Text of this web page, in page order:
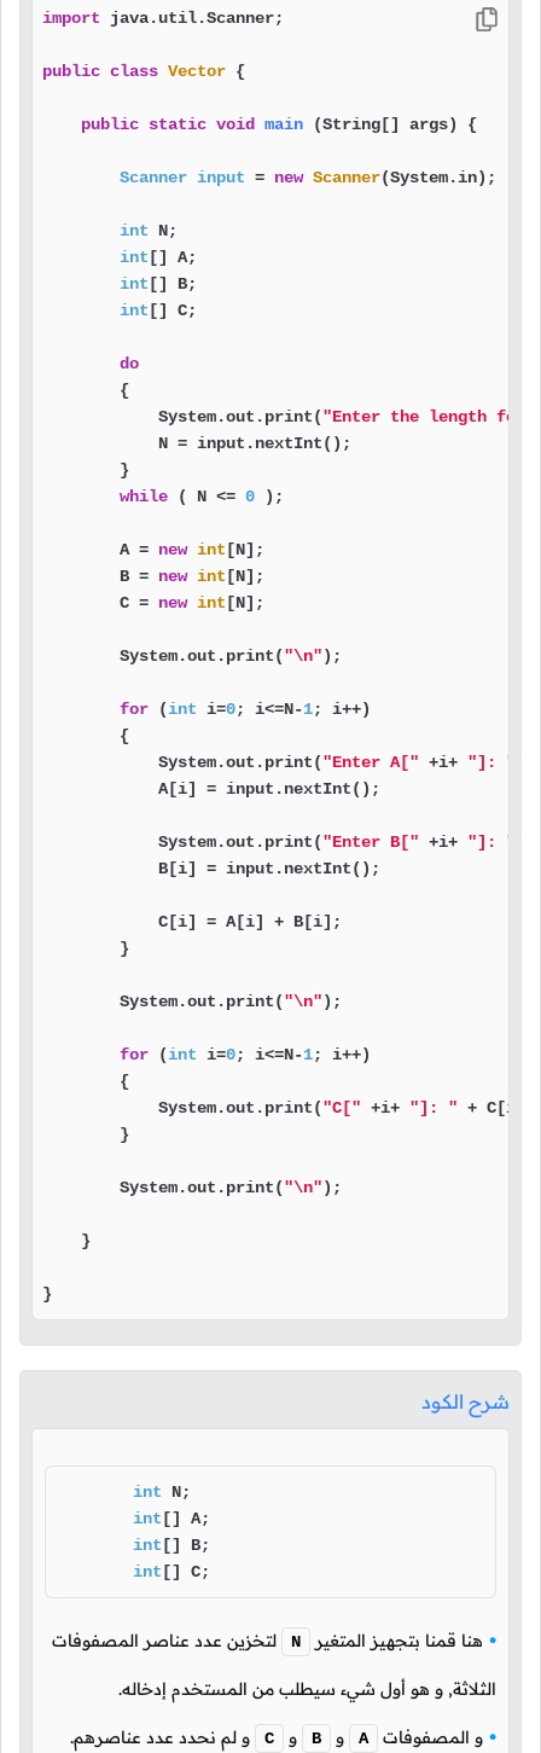
import java.util.Scanner;
public class Vector {
public static void main (String[] args) {
Scanner input = new Scanner(System.in);
int N;
int [] A;
int [] B;
int [] C;
do
        {
            System.out.print(
"Enter the length for
            N = input.nextInt();
        }
while ( N <= 0 );
        A =
new int [N];
        B =
new int [N];
        C =
new int [N];
        System.out.print(
"\n");
for (int i=0; i<=N-1; i++)
        {
            System.out.print(
"Enter A[" +i+ "]: "
            A[i] = input.nextInt();
            System.out.print(
"Enter B[" +i+ "]: "
            B[i] = input.nextInt();
            C[i] = A[i] + B[i];
        }
        System.out.print(
"\n");
for (int i=0; i<=N-1; i++)
        {
            System.out.print(
"C[" +i+ "]: " + C[i]
        }
        System.out.print(
"\n");
    }
}
شرح الكود
int N;
int [] A;
int [] B;
int [] C;
هنا قمنا بتجهيز المتغير N لتخزين عدد عناصر المصفوفات
الثلاثة, و هو أول شيء سيطلب من المستخدم إدخاله.
و المصفوفات A و B و C و لم نحدد عدد عناصرهم.